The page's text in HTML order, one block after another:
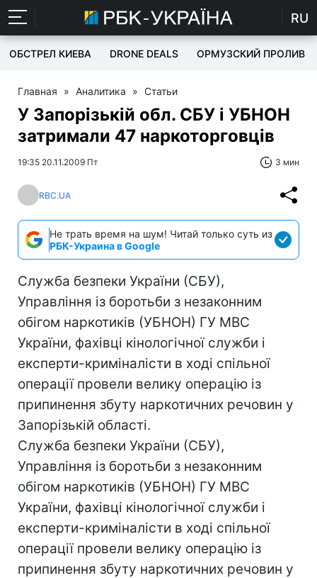
RU
ОБСТРЕЛ КИЕВА DRONE DEALS ОРМУЗСКИЙ ПРОЛИВ
Главная » Аналитика » Статьи
У Запорізькій обл. СБУ і УБНОН
затримали 47 наркоторговців
19:35 20.11.2009 Пт 3 мин
RBC.UA
Не трать время на шум! Читай только суть из
РБК-Украина в Google
Служба безпеки України (СБУ),
Управління із боротьби з незаконним
обігом наркотиків (УБНОН) ГУ МВС
України, фахівці кінологічної служби і
експерти-криміналісти в ході спільної
операції провели велику операцію із
припинення збуту наркотичних речовин у
Запорізькій області.
Служба безпеки України (СБУ),
Управління із боротьби з незаконним
обігом наркотиків (УБНОН) ГУ МВС
України, фахівці кінологічної служби і
експерти-криміналісти в ході спільної
операції провели велику операцію із
припинення збуту наркотичних речовин у